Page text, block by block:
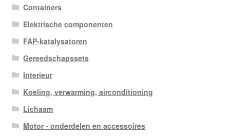
Containers
Elektrische componenten
FAP-katalysatoren
Gereedschapssets
Interieur
Koeling, verwarming, airconditioning
Lichaam
Motor - onderdelen en accessoires